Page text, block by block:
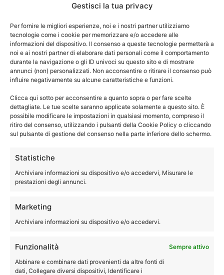
Gestisci la tua privacy
Per fornire le migliori esperienze, noi e i nostri partner utilizziamo
tecnologie come i cookie per memorizzare e/o accedere alle
informazioni del dispositivo. Il consenso a queste tecnologie permetterà a
noi e ai nostri partner di elaborare dati personali come il comportamento
durante la navigazione o gli ID univoci su questo sito e di mostrare
annunci (non) personalizzati. Non acconsentire o ritirare il consenso può
influire negativamente su alcune caratteristiche e funzioni.
Clicca qui sotto per acconsentire a quanto sopra o per fare scelte
dettagliate. Le tue scelte saranno applicate solamente a questo sito. È
possibile modificare le impostazioni in qualsiasi momento, compreso il
ritiro del consenso, utilizzando i pulsanti della Cookie Policy o cliccando
sul pulsante di gestione del consenso nella parte inferiore dello schermo.
Statistiche
Archiviare informazioni su dispositivo e/o accedervi, Misurare le
prestazioni degli annunci.
Marketing
Archiviare informazioni su dispositivo e/o accedervi.
Funzionalità
Sempre attivo
Abbinare e combinare dati provenienti da altre fonti di
dati, Collegare diversi dispositivi, Identificare i
La nostra assistenza frigoriferi
Bologna Multimarca
pronto a fornirti
assistenza per frigoriferi. Quindi
chiama subitoElettrodom Service